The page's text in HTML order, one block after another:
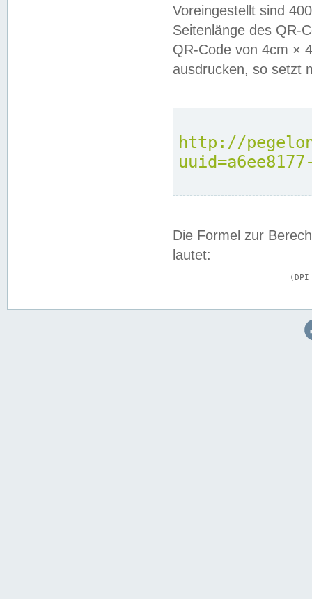
Voreingestellt sind
Seitenlänge des QR-
QR-Code von 4cm ×
ausdrucken, so setzt
http://
Die Formel zur
lautet: